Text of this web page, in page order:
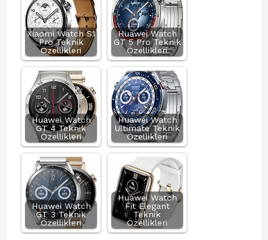
Xiaomi Watch S1
Pro Teknik
Özellikleri
Huawei Watch
GT 5 Pro Teknik
Özellikleri
Huawei Watch
GT 4 Teknik
Özellikleri
Huawei Watch
Ultimate Teknik
Özellikleri
Huawei Watch
GT 3 Teknik
Özellikleri
Huawei Watch
Fit Elegant
Teknik
Özellikleri